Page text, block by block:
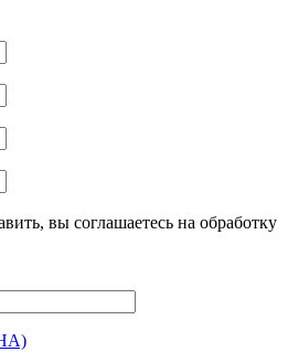
вы соглашаетесь на обработку